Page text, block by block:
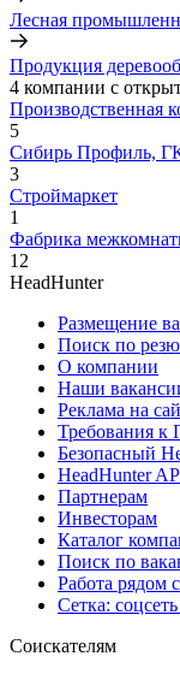
Лесная
Продукция
4 компании с
Производственная
5
Сибирь Профиль,
3
Строймаркет
1
Фабрика
12
HeadHunter
Размещение
Поиск по
О компании
Наши
Реклама на
Требования к
Безопасный
HeadHunter
Партнерам
Инвесторам
Каталог
Поиск по
Работа рядом
Сетка:
Соискателям